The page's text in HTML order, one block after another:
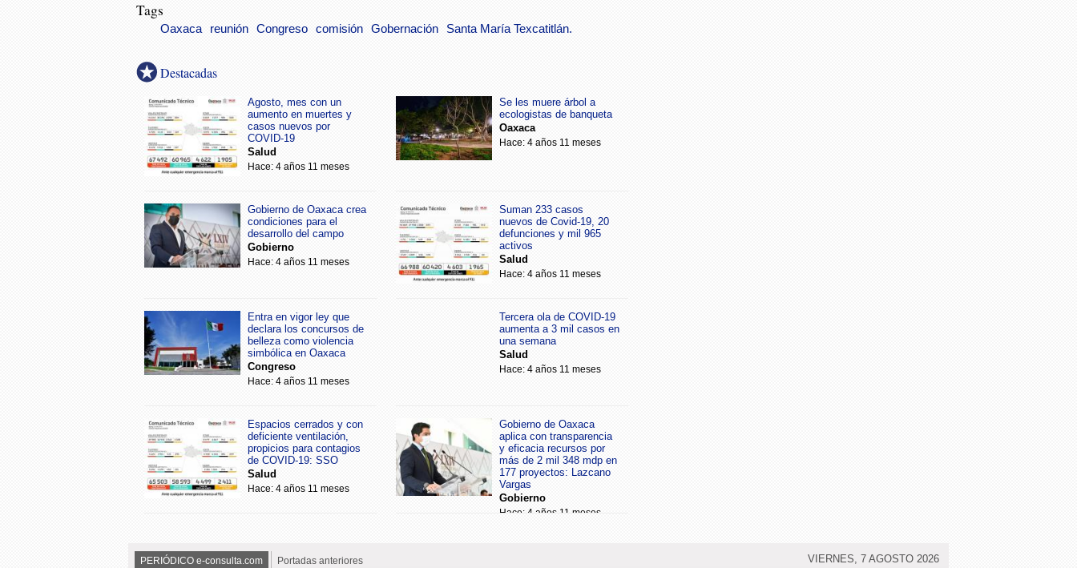
Tags
Oaxaca reunión Congreso comisión Gobernación Santa María Texcatitlán.
Destacadas
Agosto, mes con un
aumento en muertes y
casos nuevos por
COVID-19
Salud
Hace: 4 años 11 meses
Se les muere árbol a
ecologistas de banqueta
Oaxaca
Hace: 4 años 11 meses
Gobierno de Oaxaca crea
condiciones para el
desarrollo del campo
Gobierno
Hace: 4 años 11 meses
Suman 233 casos
nuevos de Covid-19, 20
defunciones y mil 965
activos
Salud
Hace: 4 años 11 meses
Entra en vigor ley que
declara los concursos de
belleza como violencia
simbólica en Oaxaca
Congreso
Hace: 4 años 11 meses
Tercera ola de COVID-19
aumenta a 3 mil casos en
una semana
Salud
Hace: 4 años 11 meses
Espacios cerrados y con
deficiente ventilación,
propicios para contagios
de COVID-19: SSO
Salud
Hace: 4 años 11 meses
Gobierno de Oaxaca
aplica con transparencia
y eficacia recursos por
más de 2 mil 348 mdp en
177 proyectos: Lazcano
Vargas
Gobierno
Hace: 4 años 11 meses
PERIÓDICO e-consulta.com Portadas anteriores VIERNES, 7 AGOSTO 2026